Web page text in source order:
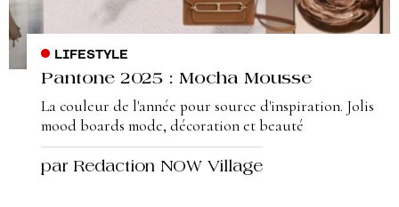
LIFESTYLE
Pantone 2025 : Mocha Mousse
La couleur de l'année pour source d'inspiration. Jolis
mood boards mode, décoration et beauté
par Redaction NOW Village